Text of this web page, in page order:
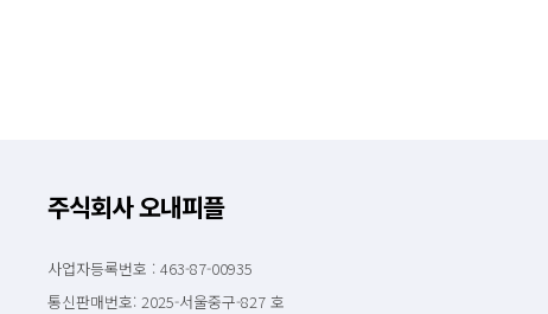
주식회사 오내피플
사업자등록번호 : 463-87-00935
통신판매번호: 2025-서울중구-827 호